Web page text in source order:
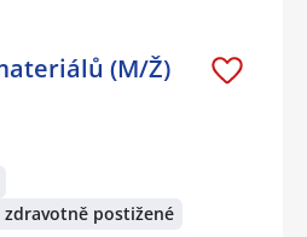
(M/Ž)
postižené